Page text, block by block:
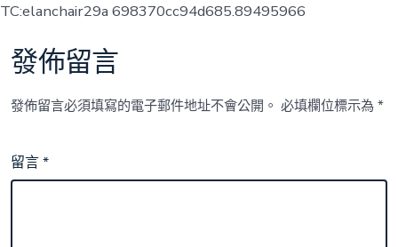
TC:elanchair29a 698370cc94d685.89495966
發佈留言
發佈留言必須填寫的電子郵件地址不會公開。 必填欄位標示為*
留言*